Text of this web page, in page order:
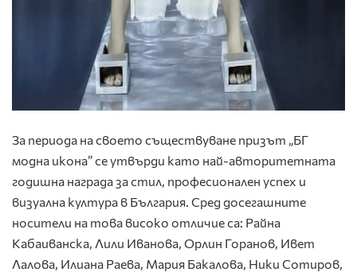
За периода на своето съществуване призът „БГ
модна икона” се утвърди като най-авторитетната
годишна награда за стил, професионален успех и
визуална култура в България. Сред досегашните
носители на това високо отличие са: Райна
Кабаиванска, Лили Иванова, Орлин Горанов, Ивет
Лалова, Илиана Раева, Мария Бакалова, Ники Сотиров,